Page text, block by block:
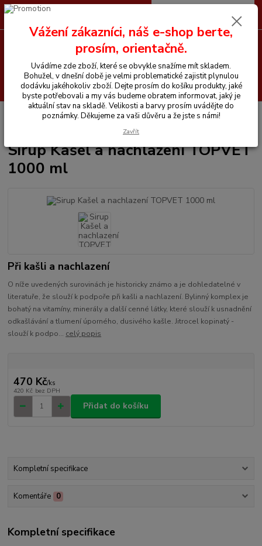
Hledat
+420 605 255 500 0 Kč
Vitamíny a krmiva pro koně
Sirup Kašel a nachlazení TOPVET
Sirup Kašel a nachlazení TOPVET
1000 ml
Při kašli a nachlazení
O níže uvedených surovinách je historicky známo a je dohledatelné v
literatuře, že slouží k podpoře při kašli a nachlazení. Bylinný komplex je
bohatý na vitamíny, minerály a další cenné látky, které slouží k usnadnění
odkašlávání a tlumení úporného, dusivého kašle. Jitrocel kopinatý -
slouží k podpo... celý popis
470 Kč/ks
420 Kč bez DPH
Přidat do košíku
Kompletní specifikace
Komentáře 0
Kompletní specifikace
Vážení zákazníci, náš e-shop berte,
prosím, orientačně.
Uvádíme zde zboží, které se obvykle snažíme mít skladem.
Bohužel, v dnešní době je velmi problematické zajistit plynulou
dodávku jakéhokoliv zboží. Dejte prosím do košíku produkty, jaké
byste potřebovali a my vás budeme obratem informovat, jaký je
aktuální stav na skladě. Velikosti a barvy prosím uvádějte do
poznámky. Děkujeme za vaši důvěru a že jste s námi!
Zavřít